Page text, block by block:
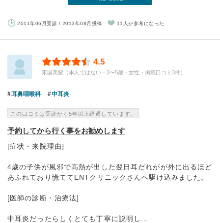
2011年06月受診 / 2013年08月投稿 11人が参考になった
4.5
東国美留（本人ではない・3〜5歳・女性・掲載口コミ3件）
耳鼻咽喉科 中耳炎
この口コミは受診から5年以上経過しています。
予約してから行く事をお勧めします
[症状・来院理由]
4歳の子供が風邪で高熱が出した翌日耳だれがが外に出るほど
あふれており慌ててENTクリニックさんへ駆け込みました。
[医師の診断・治療法]
中耳炎だったらしくとても丁寧に説明し...